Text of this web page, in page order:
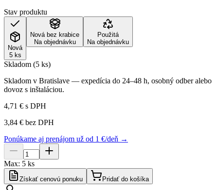
Stav produktu
Nová
5 ks
Nová bez krabice
Na objednávku
Použitá
Na objednávku
Skladom (5 ks)
Skladom v Bratislave — expedícia do 24–48 h, osobný odber alebo
dovoz s inštaláciou.
4,71 € s DPH
3,84 € bez DPH
Ponúkame aj prenájom už od 1 €/deň →
Max: 5 ks
Získať cenovú ponuku Pridať do košíka